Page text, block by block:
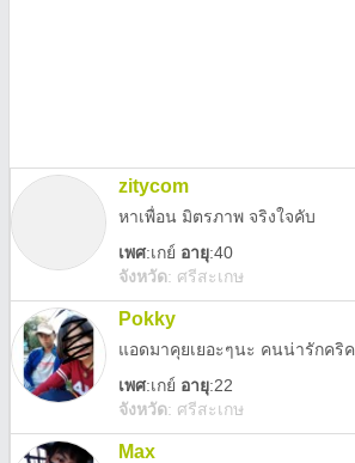
zitycom
หาเพื่อน มิตรภาพ จริงใจคับ
เพศ:เกย์ อายุ:40
จังหวัด: ศรีสะเกษ
Pokky
แอดมาคุยเยอะๆนะ คนน่ารักคริ
เพศ:เกย์ อายุ:22
จังหวัด: ศรีสะเกษ
Max